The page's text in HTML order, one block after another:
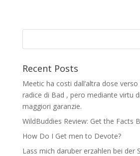
Recent Posts
Meetic ha costi dall’altra dose
radice di Bad , pero mediante virtu
maggiori garanzie.
WildBuddies Review: Get the Facts
How Do I Get men to Devote?
Lass mich daruber erzahlen bei der